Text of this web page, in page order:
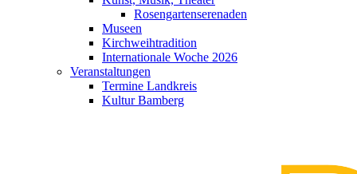
Rosengartenserenaden
Museen
Kirchweihtradition
Internationale Woche 2026
Veranstaltungen
Termine Landkreis
Kultur Bamberg